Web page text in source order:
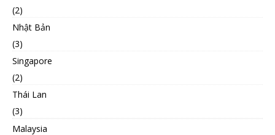
(2)
Nhật Bản
(3)
Singapore
(2)
Thái Lan
(3)
Malaysia